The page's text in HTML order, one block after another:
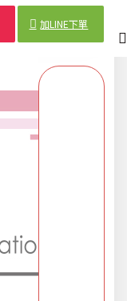
加LINE下單
水壺 300ML